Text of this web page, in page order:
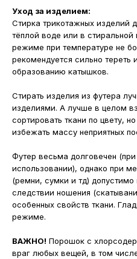
Уход за изделием:
Стирка трикотажных изделий
тёплой воде или в
режиме при температуре не
рекомендуется сильно
образованию катышков.
Стирать изделия из футера
изделиями. А лучше в целом
сортировать ткани по цвету,
избежать массу неприятных
Футер весьма долговечен
использовании), однако при
(ремни, сумки и тд)
следствии ношения
особенных свойств ткани.
режиме.
ВАЖНО! Порошок с
враг любых вещей, в том